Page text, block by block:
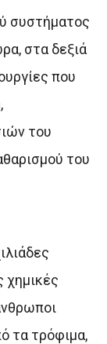
συστήματος
στα δεξιά
που
του
του
χημικές
τα τρόφιμα,